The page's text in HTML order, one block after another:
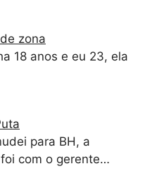
zona
18 anos e eu 23, ela
para BH, a
com o gerente…